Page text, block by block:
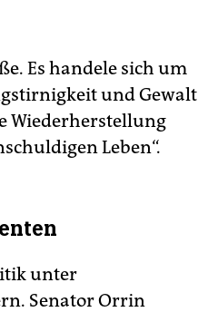
Es handele sich um
und Gewalt
Wiederherstellung
Leben“.
unter
Senator Orrin